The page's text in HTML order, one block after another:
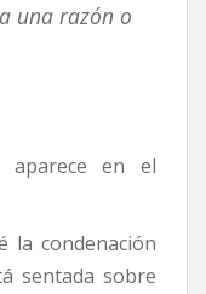
una razón o
en el
la condenación
sentada sobre